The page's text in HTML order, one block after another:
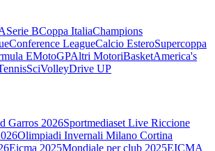
Serie BCoppa ItaliaChampions
Conference LeagueCalcio EsteroSupercoppa
EMotoGPAltri MotoriBasketAmerica's
SciVolleyDrive UP
Garros 2026Sportmediaset Live Riccione
Olimpiadi Invernali Milano Cortina
Eicma 2025Mondiale per club 2025EICMA